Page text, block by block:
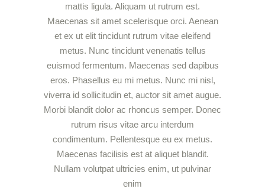
mattis ligula. Aliquam ut rutrum est.
Maecenas sit amet scelerisque orci. Aenean
et ex ut elit tincidunt rutrum vitae eleifend
metus. Nunc tincidunt venenatis tellus
euismod fermentum. Maecenas sed dapibus
eros. Phasellus eu mi metus. Nunc mi nisl,
viverra id sollicitudin et, auctor sit amet augue.
Morbi blandit dolor ac rhoncus semper. Donec
rutrum risus vitae arcu interdum
condimentum. Pellentesque eu ex metus.
Maecenas facilisis est at aliquet blandit.
Nullam volutpat ultricies enim, ut pulvinar
enim